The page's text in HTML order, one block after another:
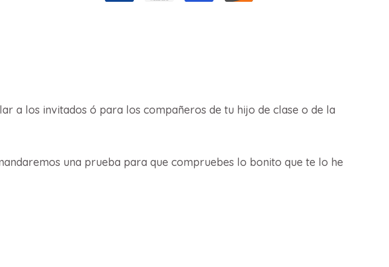
a los invitados ó para los compañeros de tu hijo de clase o de la
una prueba para que compruebes lo bonito que te lo he